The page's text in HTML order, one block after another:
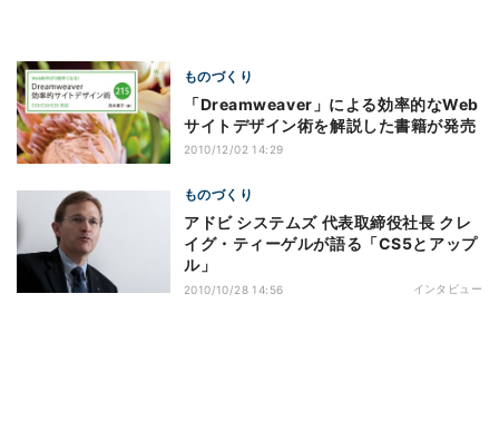
ものづくり
「Dreamweaver」による効率的なWeb
サイトデザイン術を解説した書籍が発売
2010/12/02 14:29
ものづくり
アドビ システムズ 代表取締役社長 クレ
イグ・ティーゲルが語る「CS5とアップ
ル」
2010/10/28 14:56 インタビュー